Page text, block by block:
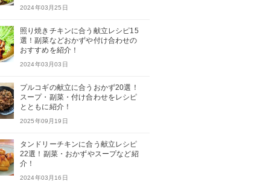
2024年03月25日
照り焼きチキンに合う献立レシピ15
選！副菜などおかずや付け合わせの
おすすめを紹介！
2024年03月03日
プルコギの献立に合うおかず20選！
スープ・副菜・付け合わせをレシピ
とともに紹介！
2025年09月19日
タンドリーチキンに合う献立レシピ
22選！副菜・おかずやスープなど紹
介！
2024年03月16日